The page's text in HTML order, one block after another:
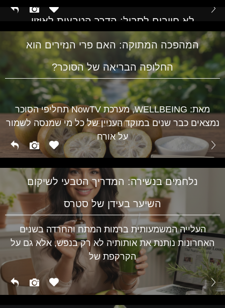
לא חייבים לסבול: הדרך הטבעית לאיזון
הורמונלי בכל גיל
WELLBEING
מגלי חום בגיל המעבר ועד לתסמיני PMS אצל נערות –
השינויים ההורמונליים משפיעים על מצב הרוח, השינה
המהפכה המתוקה: האם פרי הנזירים הוא
החלופה הבריאה של הסוכר?
WELLBEING
מאת: WELLBEING, מערכת NowTV תחליפי הסוכר
נמצאים כבר שנים במוקד העניין של כל מי שמנסה לשמור
על אורח
נלחמים בנשירה: המדריך הטבעי לשיקום
השיער בעידן של סטרס
העלייה המשמעותית ברמות המתח והחרדה בשנים
האחרונות נותנת את אותותיה לא רק בנפש, אלא גם על
הקרקפת של